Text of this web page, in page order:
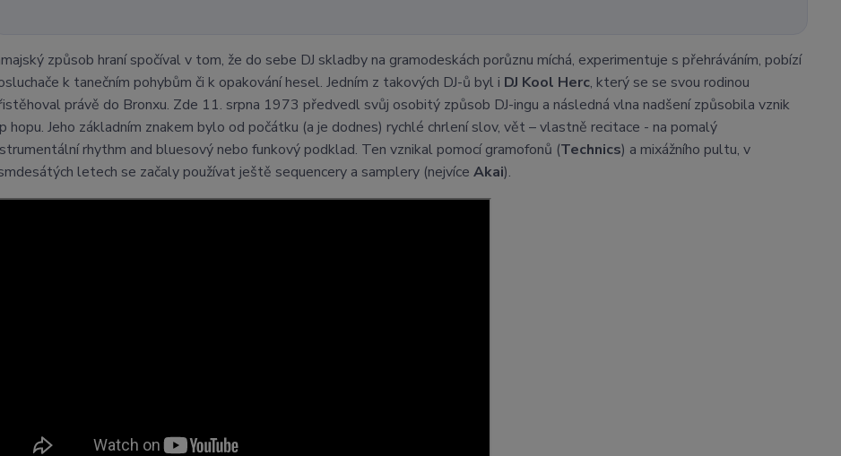
způsob hraní spočíval v tom, že do sebe DJ skladby na gramodeskách porůznu míchá, experimentuje s přehráváním, pobízí
k tanečním pohybům či k opakování hesel. Jedním z takových DJ-ů byl i DJ Kool Herc, který se se svou rodinou
právě do Bronxu. Zde 11. srpna 1973 předvedl svůj osobitý způsob DJ-ingu a následná vlna nadšení způsobila vznik
hopu. Jeho základním znakem bylo od počátku (a je dodnes) rychlé chrlení slov, vět – vlastně recitace - na pomalý
rhythm and bluesový nebo funkový podklad. Ten vznikal pomocí gramofonů (Technics) a mixážního pultu, v
letech se začaly používat ještě sequencery a samplery (nejvíceAkai).